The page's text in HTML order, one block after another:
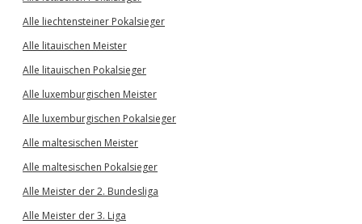
Alle liechtensteiner Pokalsieger
Alle litauischen Meister
Alle litauischen Pokalsieger
Alle luxemburgischen Meister
Alle luxemburgischen Pokalsieger
Alle maltesischen Meister
Alle maltesischen Pokalsieger
Alle Meister der 2. Bundesliga
Alle Meister der 3. Liga